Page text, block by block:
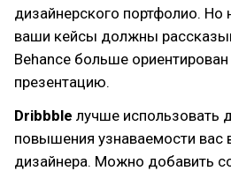
дизайнерского портфолио. Но
ваши кейсы должны
Behance больше
презентацию.
Dribbble лучше использовать
повышения узнаваемости вас
дизайнера. Можно добавить